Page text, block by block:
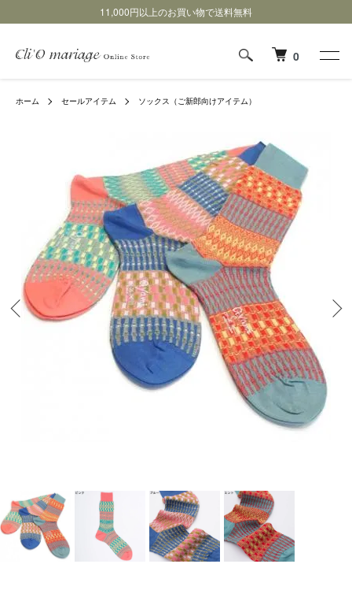
11,000円以上のお買い物で送料無料
0
ホーム セールアイテム ソックス（ご新郎向けアイテム）